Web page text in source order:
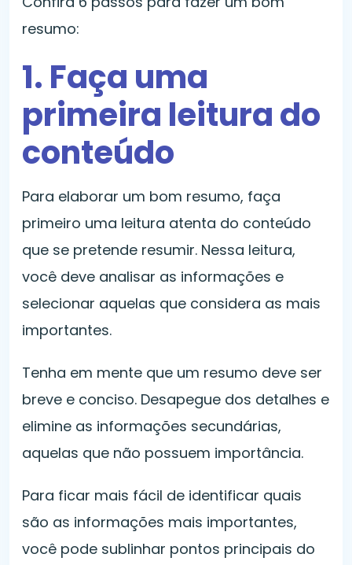
resumo:
1. Faça uma
primeira leitura do
conteúdo
Para elaborar um bom resumo, faça
primeiro uma leitura atenta do conteúdo
que se pretende resumir. Nessa leitura,
você deve analisar as informações e
selecionar aquelas que considera as mais
importantes.
Tenha em mente que um resumo deve ser
breve e conciso. Desapegue dos detalhes e
elimine as informações secundárias,
aquelas que não possuem importância.
Para ficar mais fácil de identificar quais
são as informações mais importantes,
você pode sublinhar pontos principais do